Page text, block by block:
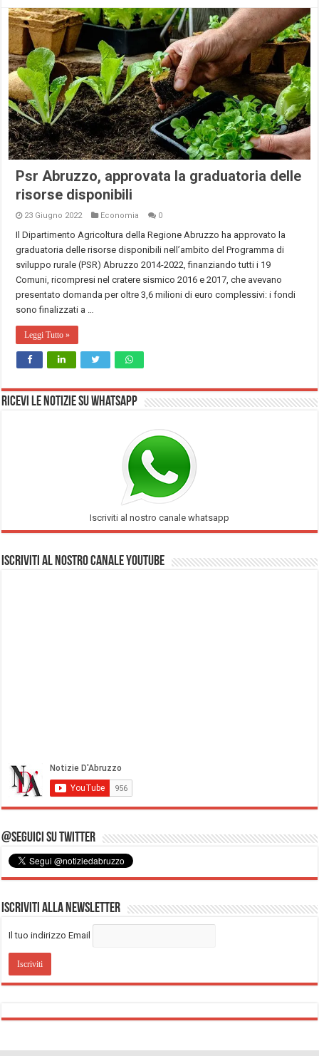
Psr Abruzzo, approvata la graduatoria delle
risorse disponibili
23 Giugno 2022 Economia 0
Il Dipartimento Agricoltura della Regione Abruzzo ha approvato la
graduatoria delle risorse disponibili nell’ambito del Programma di
sviluppo rurale (PSR) Abruzzo 2014-2022, finanziando tutti i 19
Comuni, ricompresi nel cratere sismico 2016 e 2017, che avevano
presentato domanda per oltre 3,6 milioni di euro complessivi: i fondi
sono finalizzati a …
Leggi Tutto »
Ricevi le notizie su Whatsapp
Iscriviti al nostro canale whatsapp
Iscriviti al nostro Canale Youtube
@Seguici su Twitter
Iscriviti alla Newsletter
Il tuo indirizzo Email